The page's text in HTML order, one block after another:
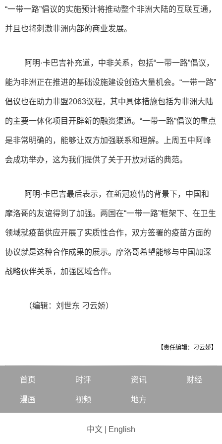
“一带一路”倡议的实施预计将推动整个非洲大陆的互联互通，
并且也将刺激非洲内部的商业发展。
阿明·卡巴吉补充道，中非关系，包括“一带一路”倡议，
能为非洲正在推进的基础设施建设创造大量机会。“一带一路”
倡议也在助力非盟2063议程，其中具体措施包括为非洲大陆
的主要一体化项目开辟新的融资渠道。“一带一路”倡议的重点
是非常明确的，能够让双方加强联系和理解。上周五中阿峰
会成功举办，这为我们提供了关于开放对话的典范。
阿明·卡巴吉最后表示，在新冠疫情的背景下，中国和
摩洛哥的友谊得到了加强。两国在“一带一路”框架下、在卫生
领域就疫苗供应开展了实质性合作，双方签署的疫苗方面的
协议就是这种合作成果的展示。摩洛哥希望能够与中国加深
战略伙伴关系，加强区域合作。
（编辑：刘世东 刁云娇）
【责任编辑：刁云娇】
首页 时评 资讯 财经
漫画 视频 地方
中文 English